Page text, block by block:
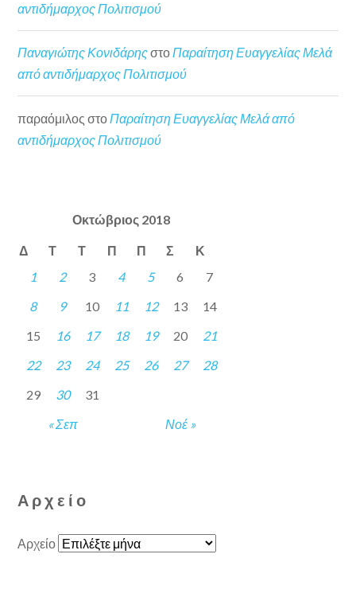
αντιδήμαρχος Πολιτισμού
Παναγιώτης ΚονιδάρηςστοΠαραίτηση Ευαγγελίας Μελά
από αντιδήμαρχος Πολιτισμού
παραόμιλος στο Παραίτηση Ευαγγελίας Μελά από
αντιδήμαρχος Πολιτισμού
Οκτώβριος 2018
Δ Τ Τ Π Π Σ Κ
« Σεπ Νοέ »
1 2 3 4 5 6
7
8
9 10 11 12 13
14
15
16 17 18 19 20
21
22
23 24 25 26 27
28
29
30 31
Αρχείο
Αρχείο